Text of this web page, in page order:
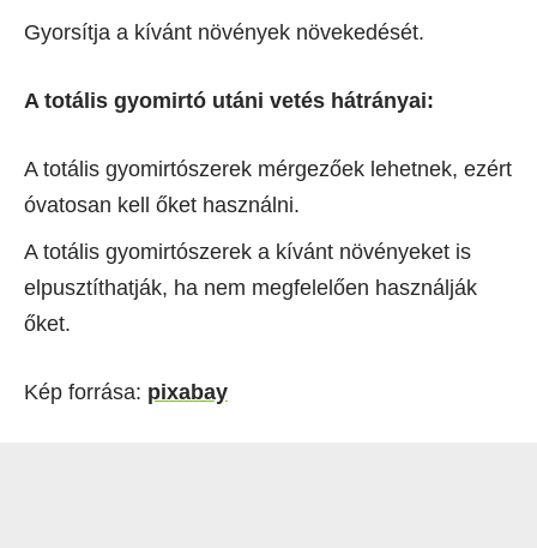
Gyorsítja a kívánt növények növekedését.
A totális gyomirtó utáni vetés hátrányai:
A totális gyomirtószerek mérgezőek lehetnek, ezért
óvatosan kell őket használni.
A totális gyomirtószerek a kívánt növényeket is
elpusztíthatják, ha nem megfelelően használják
őket.
Kép forrása: pixabay